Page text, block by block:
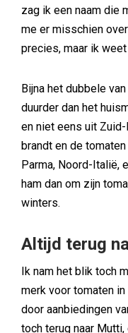
zag ik een naam die
me er misschien
precies, maar ik
Bijna het dubbele
duurder dan het
en niet eens uit
brandt en de
Parma, Noord-Italië,
ham dan om zijn
winters.
Altijd terug
Ik nam het blik toch
merk voor tomaten
door aanbiedingen
toch terug naar